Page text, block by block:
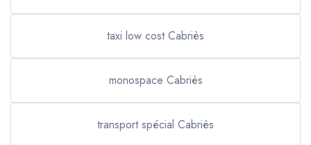
taxi low cost Cabriès
monospace Cabriès
transport spécial Cabriès